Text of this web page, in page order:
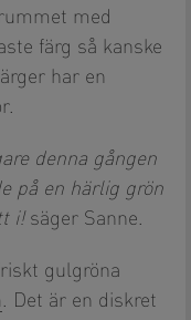
med
färg så kanske
har en
denna gången
på en härlig grön
i!säger Sanne.
gulgröna
. Det är en diskret